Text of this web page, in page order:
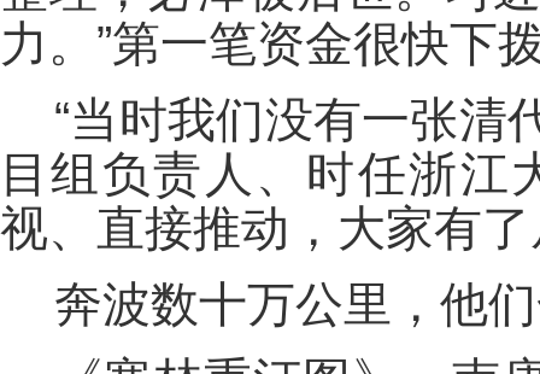
力。”第一笔资金很快下
“当时我们没有一张清
目组负责人、时任浙江
视、直接推动，大家有
奔波数十万公里，他